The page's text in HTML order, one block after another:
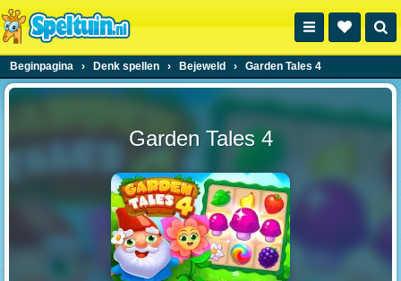
Beginpagina › Denk spellen › Bejeweld › Garden Tales 4
Garden Tales 4